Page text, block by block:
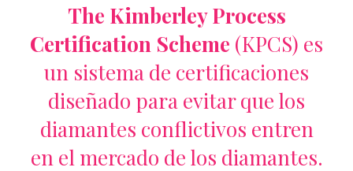
The Kimberley Process
Certification Scheme (KPCS) es
un sistema de certificaciones
diseñado para evitar que los
diamantes conflictivos entren
en el mercado de los diamantes.